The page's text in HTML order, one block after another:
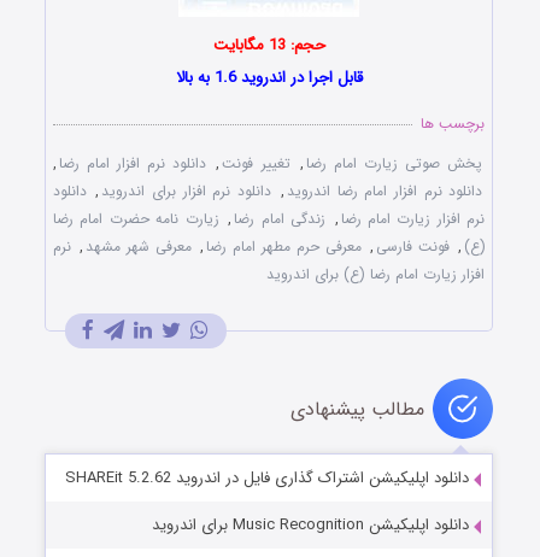
حجم: 13 مگابایت
قابل اجرا در اندروید 1.6 به بالا
برچسب ها
پخش صوتی زیارت امام رضا , تغییر فونت, دانلود نرم افزار امام رضا ,
دانلود نرم افزار امام رضا اندروید , دانلود نرم افزار برای اندروید , دانلود
نرم افزار زیارت امام رضا , زندگی امام رضا , زیارت نامه حضرت امام رضا
(ع) , فونت فارسی , معرفی حرم مطهر امام رضا , معرفی شهر مشهد , نرم
افزار زیارت امام رضا (ع) برای اندروید
مطالب پیشنهادی
دانلود اپلیکیشن اشتراک گذاری فایل در اندروید SHAREit 5.2.62
دانلود اپلیکیشن Music Recognition برای اندروید